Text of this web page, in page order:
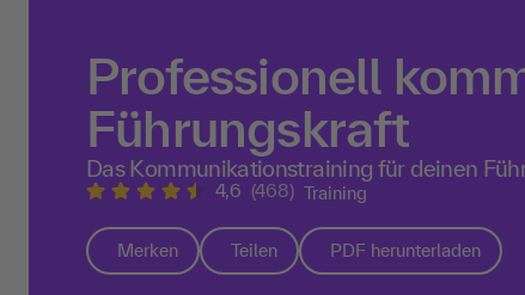
Professionell
Führungskraft
Das Kommunikationstraining für deinen
4,6 (468) Training
Merken Teilen PDF herunterladen